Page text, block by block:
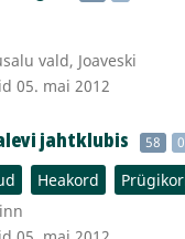
vald, Joaveski
05. mai 2012
jahtklubis 58 0
Heakord